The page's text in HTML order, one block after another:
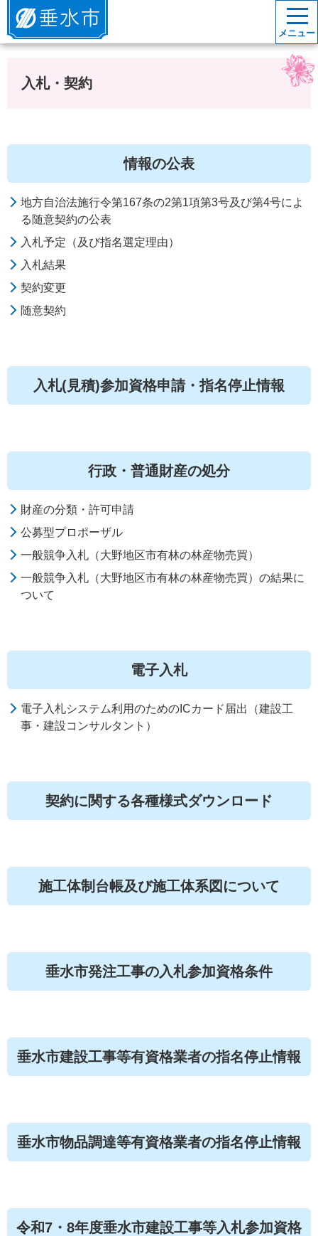
垂水市
メニュー
入札・契約
情報の公表
地方自治法施行令第167条の2第1項第3号及び第4号によ
る随意契約の公表
入札予定（及び指名選定理由）
入札結果
契約変更
随意契約
入札(見積)参加資格申請・指名停止情報
行政・普通財産の処分
財産の分類・許可申請
公募型プロポーザル
一般競争入札（大野地区市有林の林産物売買）
一般競争入札（大野地区市有林の林産物売買）の結果に
ついて
電子入札
電子入札システム利用のためのICカード届出（建設工
事・建設コンサルタント）
契約に関する各種様式ダウンロード
施工体制台帳及び施工体系図について
垂水市発注工事の入札参加資格条件
垂水市建設工事等有資格業者の指名停止情報
垂水市物品調達等有資格業者の指名停止情報
令和7・8年度垂水市建設工事等入札参加資格